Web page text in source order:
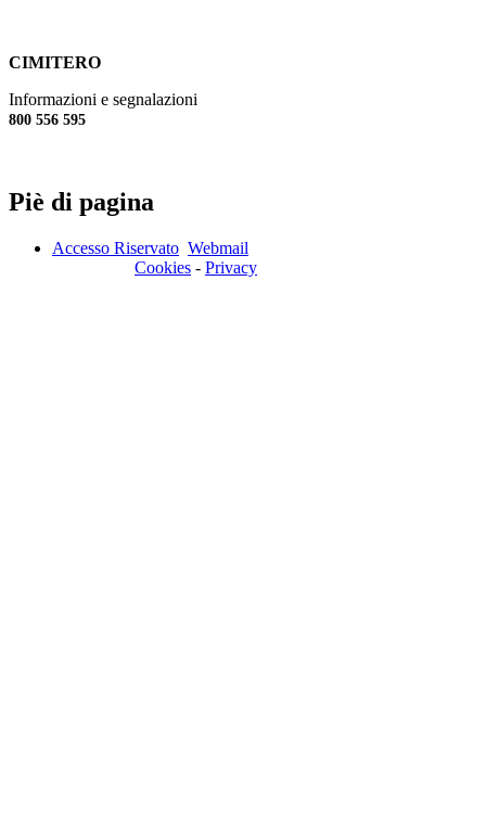
CIMITERO
Informazioni e segnalazioni
800 556 595
Piè di pagina
Accesso Riservato Webmail
Cookies - Privacy